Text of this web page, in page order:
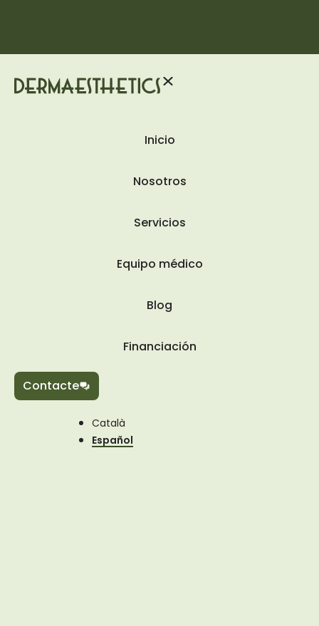
Inicio
Nosotros
Servicios
Equipo médico
Blog
Financiación
Contacte
Català
Español